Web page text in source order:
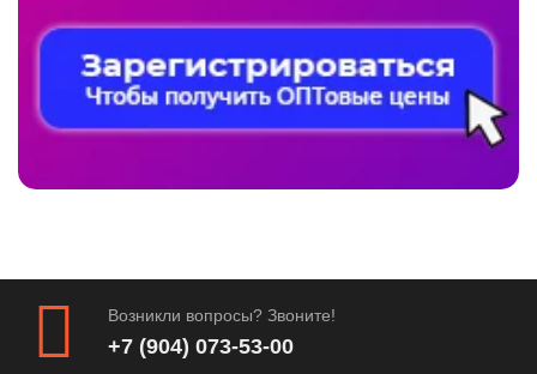
Возникли вопросы? Звоните!
+7 (904) 073-53-00